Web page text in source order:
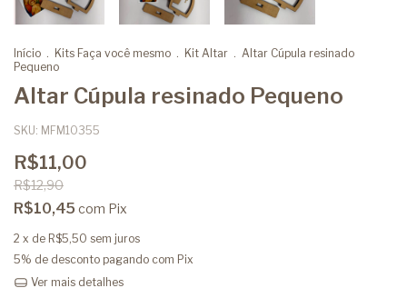
Início . Kits Faça você mesmo . Kit Altar . Altar Cúpula resinado
Pequeno
Altar Cúpula resinado Pequeno
SKU: MFM10355
R$11,00
R$12,90
R$10,45 com Pix
2 x de R$5,50 sem juros
5% de desconto pagando com Pix
Ver mais detalhes